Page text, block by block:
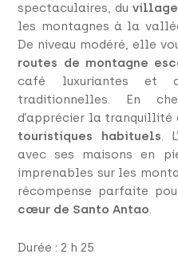
spectaculaires, duvillage
les montagnes à la
De niveau modéré, elle
routes de montagne
café luxuriantes et
traditionnelles. En
d’apprécier la tranquillité
touristiques habituels.
avec ses maisons en
imprenables sur les
récompense parfaite
cœur de Santo Antao.
Durée : 2 h 25